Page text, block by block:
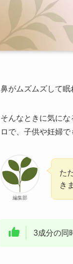
鼻がムズムズして眠
そんなときに気に
ロで、子供や妊婦
編集部
た
き
3成分の同